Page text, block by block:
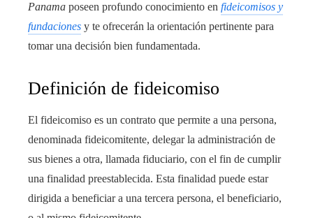
Panama poseen profundo conocimiento en fideicomisos y
fundaciones y te ofrecerán la orientación pertinente para
tomar una decisión bien fundamentada.
Definición de fideicomiso
El fideicomiso es un contrato que permite a una persona,
denominada fideicomitente, delegar la administración de
sus bienes a otra, llamada fiduciario, con el fin de cumplir
una finalidad preestablecida. Esta finalidad puede estar
dirigida a beneficiar a una tercera persona, el beneficiario,